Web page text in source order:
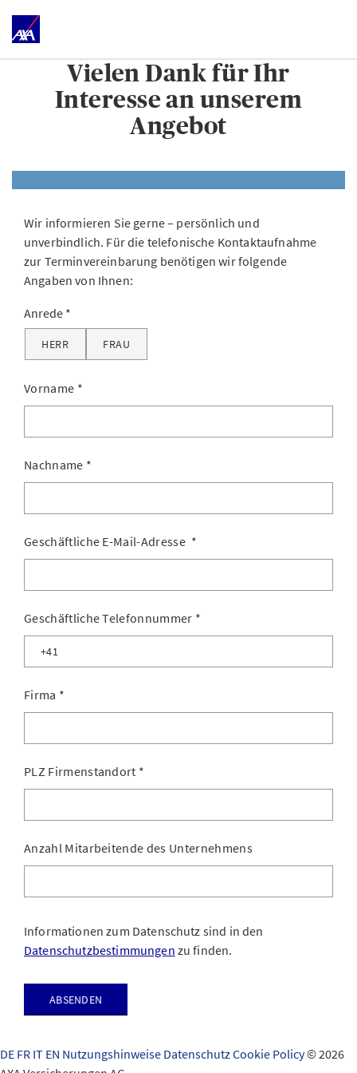
Vielen Dank für Ihr
Interesse an unserem
Angebot
Wir informieren Sie gerne – persönlich und
unverbindlich. Für die telefonische Kontaktaufnahme
zur Terminvereinbarung benötigen wir folgende
Angaben von Ihnen:
Anrede
HERR FRAU
Vorname *
Nachname *
Geschäftliche E-Mail-Adresse *
Geschäftliche Telefonnummer *
Firma *
PLZ Firmenstandort *
Anzahl Mitarbeitende des Unternehmens
Informationen zum Datenschutz sind in den
Datenschutzbestimmungen zu finden.
Absenden
DE FR IT EN Nutzungshinweise DatenschutzCookie Policy© 2026